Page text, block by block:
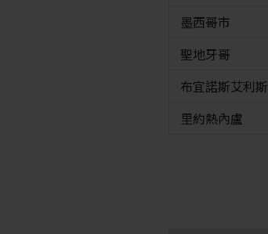
墨西哥市
聖地牙哥
布宜諾斯艾利斯
里約熱內盧